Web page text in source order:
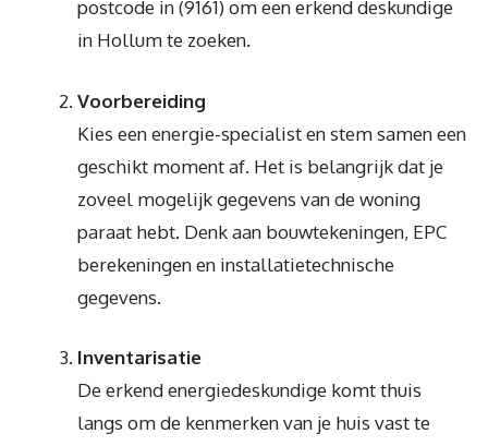
postcode in (9161) om een erkend deskundige
in Hollum te zoeken.
Voorbereiding
Kies een energie-specialist en stem samen een
geschikt moment af. Het is belangrijk dat je
zoveel mogelijk gegevens van de woning
paraat hebt. Denk aan bouwtekeningen, EPC
berekeningen en installatietechnische
gegevens.
Inventarisatie
De erkend energiedeskundige komt thuis
langs om de kenmerken van je huis vast te